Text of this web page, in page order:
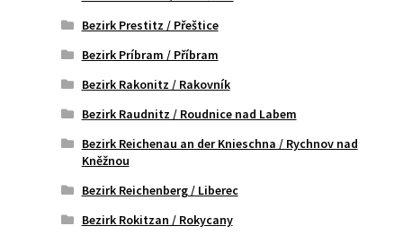
Bezirk Prestitz / Přeštice
Bezirk Príbram / Příbram
Bezirk Rakonitz / Rakovník
Bezirk Raudnitz / Roudnice nad Labem
Bezirk Reichenau an der Knieschna / Rychnov nad
Kněžnou
Bezirk Reichenberg / Liberec
Bezirk Rokitzan / Rokycany